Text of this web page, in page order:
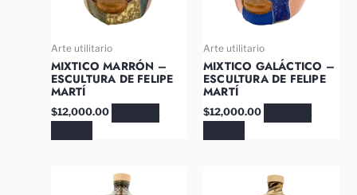
Arte utilitario
MIXTICO MARRÓN –
ESCULTURA DE FELIPE
MARTÍ
$12,000.00
Arte utilitario
MIXTICO GALÁCTICO –
ESCULTURA DE FELIPE
MARTÍ
$12,000.00